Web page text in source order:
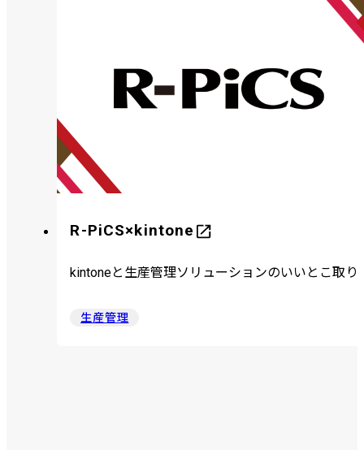
R-PiCS×kintone
kintoneと生産管理ソリューションのいいとこ取り
生産管理